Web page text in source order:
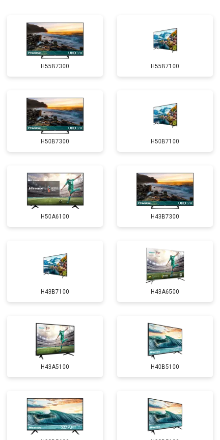
H55B7300 H55B7100
H50B7300 H50B7100
H50A6100 H43B7300
H43B7100 H43A6500
H43A5100 H40B5100